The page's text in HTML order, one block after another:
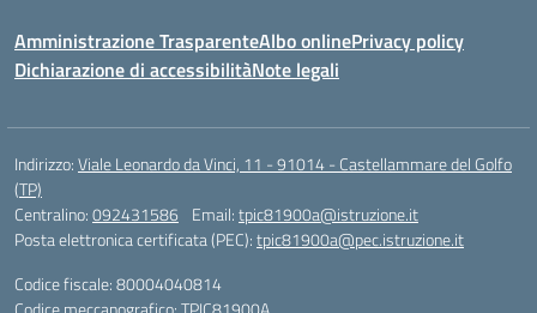
Amministrazione TrasparenteAlbo onlinePrivacy policy
Dichiarazione di accessibilitàNote legali
Indirizzo:Viale Leonardo da Vinci, 11 - 91014 - Castellammare del Golfo
(TP)
Centralino:092431586 Email:tpic81900a@istruzione.it
Posta elettronica certificata (PEC):tpic81900a@pec.istruzione.it
Codice fiscale: 80004040814